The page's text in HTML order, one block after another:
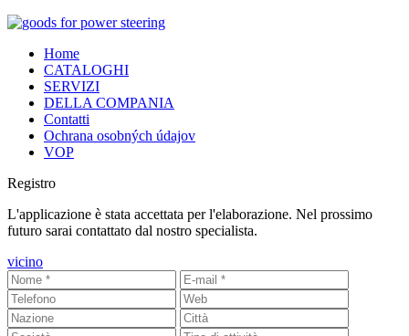
Home
CATALOGHI
SERVIZI
DELLA COMPANIA
Contatti
Ochrana osobných údajov
VOP
Registro
L'applicazione è stata accettata per l'elaborazione. Nel prossimo
futuro sarai contattato dal nostro specialista.
vicino